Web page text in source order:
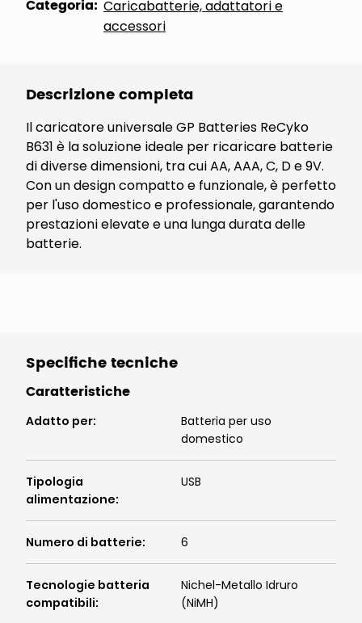
Categoria: Caricabatterie, adattatori e
accessori
Descrizione completa
Il caricatore universale GP Batteries ReCyko
B631 è la soluzione ideale per ricaricare batterie
di diverse dimensioni, tra cui AA, AAA, C, D e 9V.
Con un design compatto e funzionale, è perfetto
per l'uso domestico e professionale, garantendo
prestazioni elevate e una lunga durata delle
batterie.
Specifiche tecniche
Caratteristiche
Adatto per:
Batteria per uso
domestico
Tipologia
alimentazione:
USB
Numero di batterie: 6
Tecnologie batteria
compatibili:
Nichel-Metallo Idruro
(NiMH)